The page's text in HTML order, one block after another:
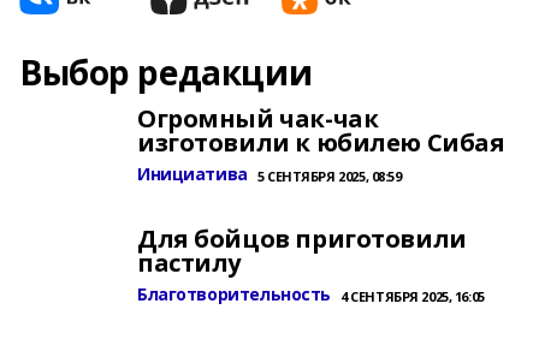
Выбор редакции
Огромный чак-чак
изготовили к юбилею Сибая
Инициатива 5 СЕНТЯБРЯ 2025, 08:59
Для бойцов приготовили
пастилу
Благотворительность 4 СЕНТЯБРЯ 2025, 16:05